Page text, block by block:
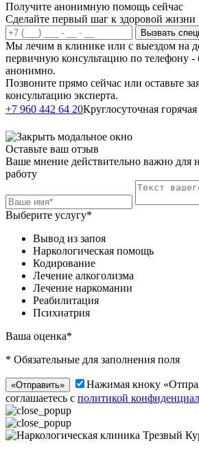
Получите анонимную помощь сейчас
Сделайте первый шаг к здоровой жизни
Мы лечим в клинике или с выездом на
первичную консультацию по телефону -
анонимно.
Позвоните прямо сейчас или оставьте
консультацию эксперта.
+7 960 442 64 20Круглосуточная
Оставьте ваш отзыв
Ваше мнение действительно важно для
работу
Выберите услугу*
Вывод из запоя
Наркологическая помощь
Кодирование
Лечение алкоголизма
Лечение наркомании
Реабилитация
Психиатрия
Ваша оценка*
* Обязательные для заполнения поля
«Отправить»
Нажимая кноку
соглашаетесь с политикой